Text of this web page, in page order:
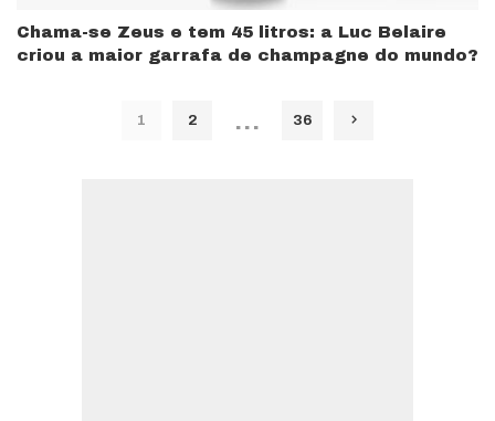
Chama-se Zeus e tem 45 litros: a Luc Belaire
criou a maior garrafa de champagne do mundo?
1 2 … 36